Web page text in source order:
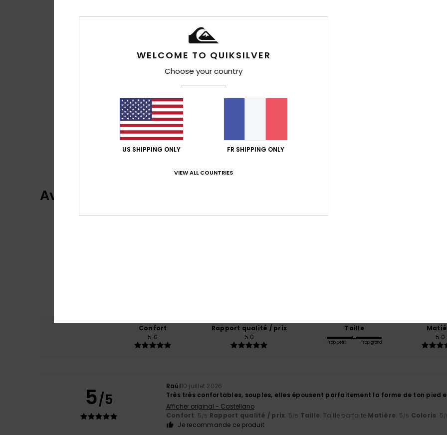
Avis clients
Confort
5.0
Rapport qualité / prix
5.0
Taille
Trop petit Trop grand
5.0
5/5
Raúl10 juillet 2026
Très très confortables, souples, elles épousent parfaitement la forme de ton pied
Afficher original - Castellano
Confort: 5/5 Rapport qualité / prix: 5/5 Taille: Taille parfaite Matière: 5/5 Coloris: 5/
Je recommande ce produit
WELCOME TO QUIKSILVER
Choose your country
US SHIPPING ONLY FR SHIPPING ONLY
VIEW ALL COUNTRIES